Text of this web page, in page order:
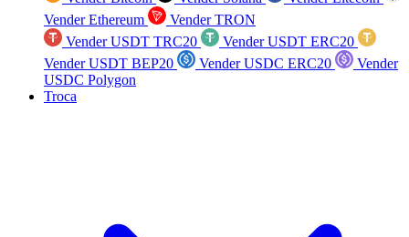
Vender Ethereum
Vender TRON
Vender USDT TRC20
Vender USDT ERC20
Vender USDT BEP20
Vender USDC ERC20
Vender
USDC Polygon
Troca